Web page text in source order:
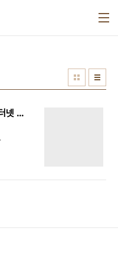
이명박 대통령의 제 56차 라디오, 인터넷 연설에 대한 논평